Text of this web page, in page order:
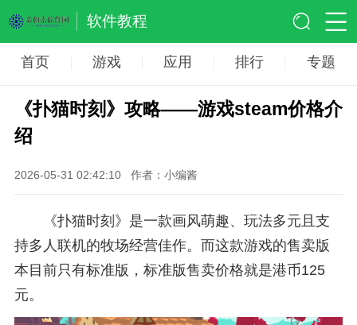
软件教程
首页 游戏 应用 排行 专题
《扑猫时刻》攻略——游戏steam价格介
绍
2026-05-31 02:42:10 作者：小编酱
《扑猫时刻》是一款画风萌趣、玩法多元且支
持多人联机的牧场经营佳作。而这款游戏的售卖版
本目前只有标准版，标准版售卖价格就是港币125
元。